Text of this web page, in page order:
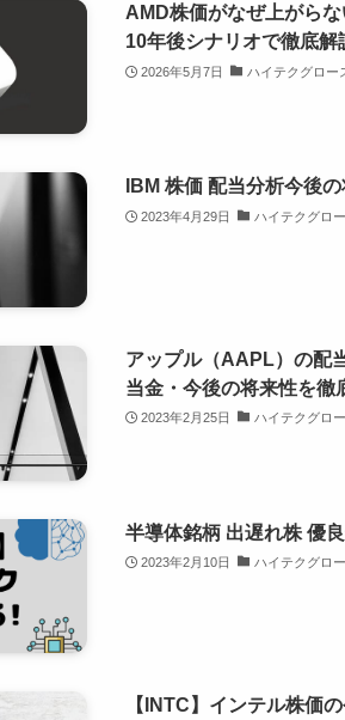
AMD株価がなぜ上がら
10年後シナリオで徹底解
2026年5月7日 ハイテクグロー
IBM 株価 配当分析今後
2023年4月29日 ハイテクグロ
アップル（AAPL）の配
当金・今後の将来性を徹
2023年2月25日 ハイテクグロ
半導体銘柄 出遅れ株 優
2023年2月10日 ハイテクグロ
【INTC】インテル株価